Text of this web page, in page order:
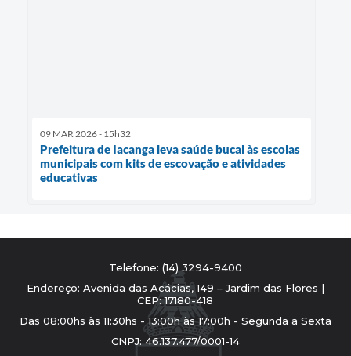
09 MAR 2026 - 15h32
Prefeitura de Iacanga leva saúde bucal às escolas
municipais com kits de escovação e atividades
educativas
Telefone: (14) 3294-9400
Endereço: Avenida das Acácias, 149 – Jardim das Flores |
CEP: 17180-418
Das 08:00hs às 11:30hs - 13:00h às 17:00h - Segunda a Sexta
CNPJ: 46.137.477/0001-14